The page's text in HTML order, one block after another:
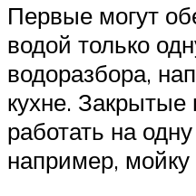
Первые могут
водой только
водоразбора,
кухне. Закрытые
работать на
например,